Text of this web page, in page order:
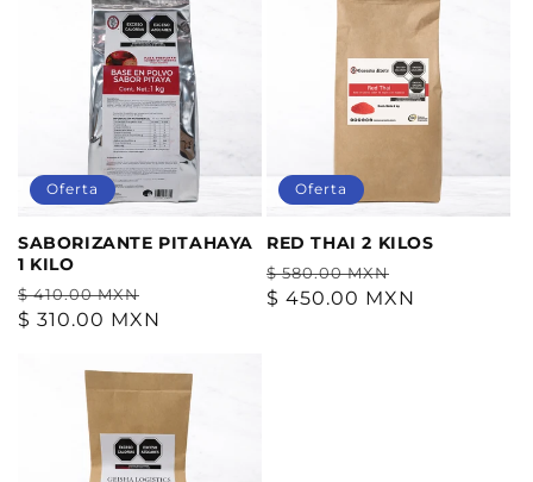
Oferta
SABORIZANTE PITAHAYA
1 KILO
Precio
habitual
$ 410.00 MXN
de
$ 310.00 MXN
Oferta
RED THAI 2 KILOS
Precio
habitual
$ 580.00 MXN
de
$ 450.00 MXN